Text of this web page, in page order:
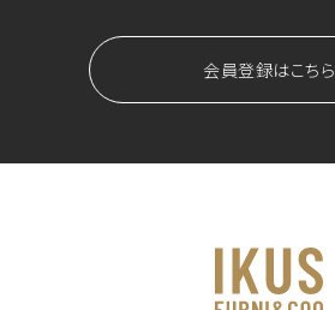
会員登録はこちら